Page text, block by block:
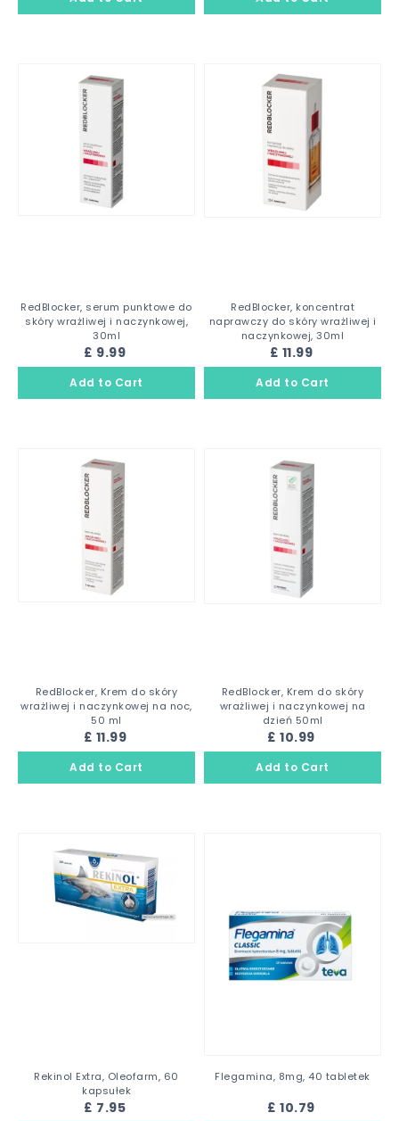
RedBlocker, serum punktowe do
skóry wrażliwej i naczynkowej,
30ml
£ 9.99
RedBlocker, koncentrat
naprawczy do skóry wrażliwej i
naczynkowej, 30ml
£ 11.99
RedBlocker, Krem do skóry
wrażliwej i naczynkowej na noc,
50 ml
£ 11.99
RedBlocker, Krem do skóry
wrażliwej i naczynkowej na
dzień 50ml
£ 10.99
Rekinol Extra, Oleofarm, 60
kapsułek
£ 7.95
Flegamina, 8mg, 40 tabletek
£ 10.79